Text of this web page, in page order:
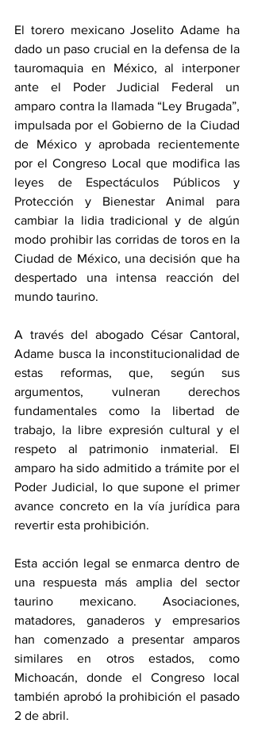
El torero mexicano Joselito Adame ha
dado un paso crucial en la defensa de la
tauromaquia en México, al interponer
ante el Poder Judicial Federal un
amparo contra la llamada “Ley Brugada”,
impulsada por el Gobierno de la Ciudad
de México y aprobada recientemente
por el Congreso Local que modifica las
leyes de Espectáculos Públicos y
Protección y Bienestar Animal para
cambiar la lidia tradicional y de algún
modo prohibir las corridas de toros en la
Ciudad de México, una decisión que ha
despertado una intensa reacción del
mundo taurino.
A través del abogado César Cantoral,
Adame busca la inconstitucionalidad de
estas reformas, que, según sus
argumentos, vulneran derechos
fundamentales como la libertad de
trabajo, la libre expresión cultural y el
respeto al patrimonio inmaterial. El
amparo ha sido admitido a trámite por el
Poder Judicial, lo que supone el primer
avance concreto en la vía jurídica para
revertir esta prohibición.
Esta acción legal se enmarca dentro de
una respuesta más amplia del sector
taurino mexicano. Asociaciones,
matadores, ganaderos y empresarios
han comenzado a presentar amparos
similares en otros estados, como
Michoacán, donde el Congreso local
también aprobó la prohibición el pasado
2 de abril.